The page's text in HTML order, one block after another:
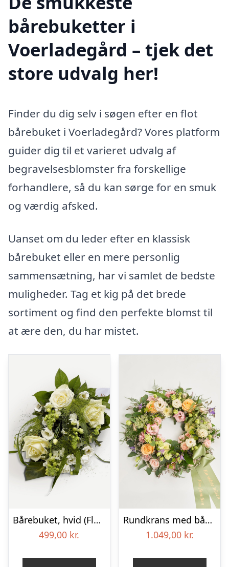
bårebuketter i
Voerladegård – tjek det
store udvalg her!
Finder du dig selv i søgen efter en flot
bårebuket i Voerladegård? Vores platform
guider dig til et varieret udvalg af
begravelsesblomster fra forskellige
forhandlere, så du kan sørge for en smuk
og værdig afsked.
Uanset om du leder efter en klassisk
bårebuket eller en mere personlig
sammensætning, har vi samlet de bedste
muligheder. Tag et kig på det brede
sortiment og find den perfekte blomst til
at ære den, du har mistet.
Bårebuket, hvid (Floristens kreative valg) med bånd
499,00 kr.
Rundkrans med bånd – Floristens kreative valg
1.049,00 kr.